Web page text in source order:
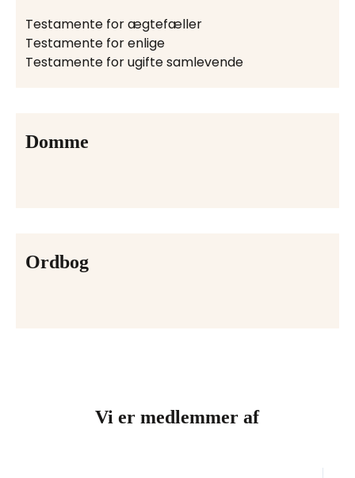
Testamente for ægtefæller
Testamente for enlige
Testamente for ugifte samlevende
Domme
Ordbog
Vi er medlemmer af